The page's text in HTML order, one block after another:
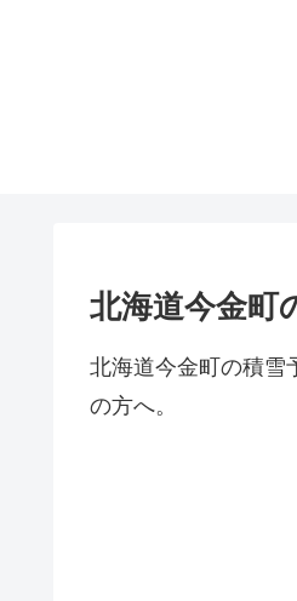
北海道今金町
北海道今金町の積雪
の方へ。